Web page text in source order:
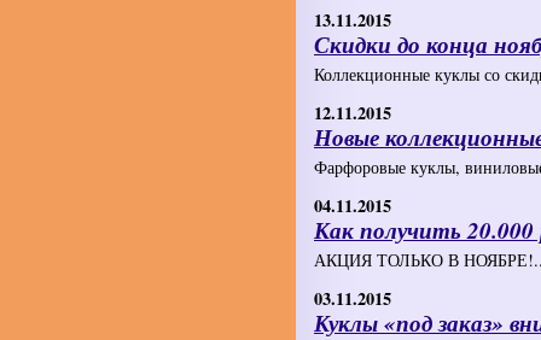
13.11.2015
Скидки до конца
Коллекционные куклы со
12.11.2015
Новые
Фарфоровые куклы,
04.11.2015
Как получить 20.000
АКЦИЯ ТОЛЬКО В
03.11.2015
Куклы «под заказ»